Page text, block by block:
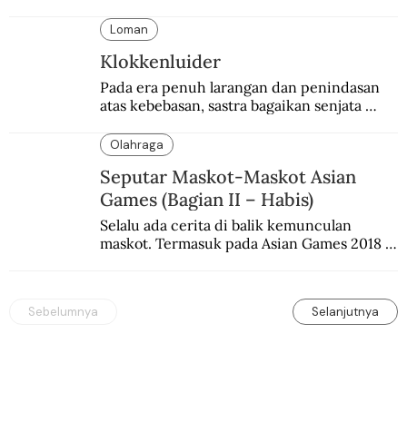
Loman
Klokkenluider
Pada era penuh larangan dan penindasan
atas kebebasan, sastra bagaikan senjata
Olahraga
Seputar Maskot-Maskot Asian
Games (Bagian II – Habis)
Selalu ada cerita di balik kemunculan
maskot. Termasuk pada Asian Games 2018
Sebelumnya Selanjutnya